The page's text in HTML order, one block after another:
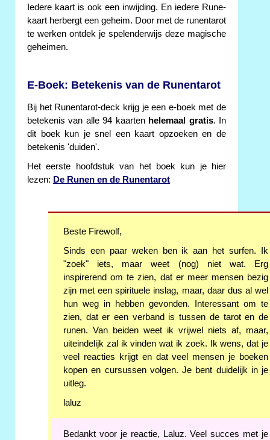
Iedere kaart is ook een inwijding. En iedere Rune-
kaart herbergt een geheim. Door met de runentarot
te werken ontdek je spelenderwijs deze magische
geheimen.
E-Boek: Betekenis van de Runentarot
Bij het Runentarot-deck krijg je een e-boek met de
betekenis van alle 94 kaarten helemaal gratis. In
dit boek kun je snel een kaart opzoeken en de
betekenis 'duiden'.
Het eerste hoofdstuk van het boek kun je hier
lezen: De Runen en de Runentarot
Beste Firewolf,
Sinds een paar weken ben ik aan het surfen. Ik
"zoek" iets, maar weet (nog) niet wat. Erg
inspirerend om te zien, dat er meer mensen bezig
zijn met een spirituele inslag, maar, daar dus al wel
hun weg in hebben gevonden. Interessant om te
zien, dat er een verband is tussen de tarot en de
runen. Van beiden weet ik vrijwel niets af, maar,
uiteindelijk zal ik vinden wat ik zoek. Ik wens, dat je
veel reacties krijgt en dat veel mensen je boeken
kopen en cursussen volgen. Je bent duidelijk in je
uitleg.
laluz
Bedankt voor je reactie, Laluz. Veel succes met je